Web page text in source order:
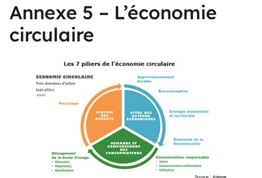
Annexe 5 – L’économie
circulaire